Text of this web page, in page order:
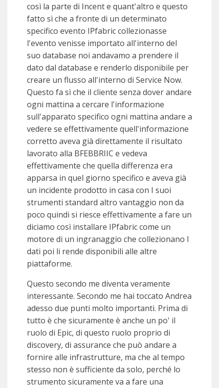
così la parte di Incent e quant'altro e questo
fatto sì che a fronte di un determinato
specifico evento IPfabric collezionasse
l'evento venisse importato all'interno del
suo database noi andavamo a prendere il
dato dal database e renderlo disponibile per
creare un flusso all'interno di Service Now.
Questo fa sì che il cliente senza dover andare
ogni mattina a cercare l'informazione
sull'apparato specifico ogni mattina andare a
vedere se effettivamente quell'informazione
corretto aveva già direttamente il risultato
lavorato alla BFEBBRIIC e vedeva
effettivamente che quella differenza era
apparsa in quel giorno specifico e aveva già
un incidente prodotto in casa con I suoi
strumenti standard altro vantaggio non da
poco quindi si riesce effettivamente a fare un
diciamo così installare IPfabric come un
motore di un ingranaggio che collezionano I
dati poi li rende disponibili alle altre
piattaforme.
Questo secondo me diventa veramente
interessante. Secondo me hai toccato Andrea
adesso due punti molto importanti. Prima di
tutto è che sicuramente è anche un po' il
ruolo di Epic, di questo ruolo proprio di
discovery, di assurance che può andare a
fornire alle infrastrutture, ma che al tempo
stesso non è sufficiente da solo, perché lo
strumento sicuramente va a fare una